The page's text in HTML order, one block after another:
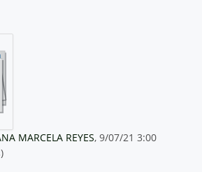
MARCELA REYES, 9/07/21 3:00